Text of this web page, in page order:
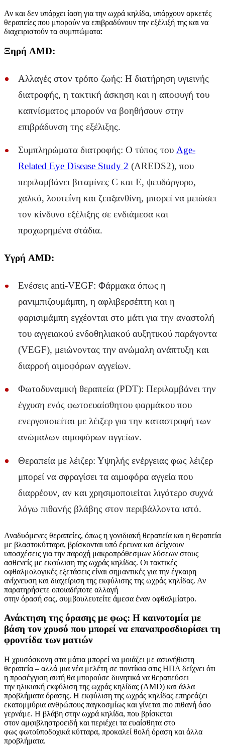
Αν και δεν υπάρχει ίαση για την ωχρά κηλίδα, υπάρχουν αρκετές
θεραπείες που μπορούν να επιβραδύνουν την εξέλιξή της και να
διαχειριστούν τα συμπτώματα:
Ξηρή AMD:
Αλλαγές στον τρόπο ζωής: Η διατήρηση υγιεινής
διατροφής, η τακτική άσκηση και η αποφυγή του
καπνίσματος μπορούν να βοηθήσουν στην
επιβράδυνση της εξέλιξης.
Συμπληρώματα διατροφής: Ο τύπος του Age-
Related Eye Disease Study 2 (AREDS2), που
περιλαμβάνει βιταμίνες C και E, ψευδάργυρο,
χαλκό, λουτεΐνη και ζεαξανθίνη, μπορεί να μειώσει
τον κίνδυνο εξέλιξης σε ενδιάμεσα και
προχωρημένα στάδια.
Υγρή AMD:
Ενέσεις anti-VEGF: Φάρμακα όπως η
ρανιμπιζουμάμπη, η αφλιβερσέπτη και η
φαρισιμάμπη εγχέονται στο μάτι για την αναστολή
του αγγειακού ενδοθηλιακού αυξητικού παράγοντα
(VEGF), μειώνοντας την ανώμαλη ανάπτυξη και
διαρροή αιμοφόρων αγγείων.
Φωτοδυναμική θεραπεία (PDT): Περιλαμβάνει την
έγχυση ενός φωτοευαίσθητου φαρμάκου που
ενεργοποιείται με λέιζερ για την καταστροφή των
ανώμαλων αιμοφόρων αγγείων.
Θεραπεία με λέιζερ: Υψηλής ενέργειας φως λέιζερ
μπορεί να σφραγίσει τα αιμοφόρα αγγεία που
διαρρέουν, αν και χρησιμοποιείται λιγότερο συχνά
λόγω πιθανής βλάβης στον περιβάλλοντα ιστό.
Αναδυόμενες θεραπείες, όπως η γονιδιακή θεραπεία και η θεραπεία
με βλαστοκύτταρα, βρίσκονται υπό έρευνα και δείχνουν
υποσχέσεις για την παροχή μακροπρόθεσμων λύσεων στους
ασθενείς με εκφύλιση της ωχράς κηλίδας. Οι τακτικές
οφθαλμολογικές εξετάσεις είναι σημαντικές για την έγκαιρη
ανίχνευση και διαχείριση της εκφύλισης της ωχράς κηλίδας. Αν
παρατηρήσετε οποιαδήποτε αλλαγή
στην όρασή σας, συμβουλευτείτε άμεσα έναν οφθαλμίατρο.
Ανάκτηση της όρασης με φως: Η καινοτομία με
βάση τον χρυσό που μπορεί να επαναπροσδιορίσει τη
φροντίδα των ματιών
Η χρυσόσκονη στα μάτια μπορεί να μοιάζει με ασυνήθιστη
θεραπεία – αλλά μια νέα μελέτη σε ποντίκια στις ΗΠΑ δείχνει ότι
η προσέγγιση αυτή θα μπορούσε δυνητικά να θεραπεύσει
την ηλικιακή εκφύλιση της ωχράς κηλίδας (AMD) και άλλα
προβλήματα όρασης. Η εκφύλιση της ωχράς κηλίδας επηρεάζει
εκατομμύρια ανθρώπους παγκοσμίως και γίνεται πιο πιθανή όσο
γερνάμε. Η βλάβη στην ωχρά κηλίδα, που βρίσκεται
στον αμφιβληστροειδή και περιέχει τα ευαίσθητα στο
φως φωτοϋποδοχικά κύτταρα, προκαλεί θολή όραση και άλλα
προβλήματα.